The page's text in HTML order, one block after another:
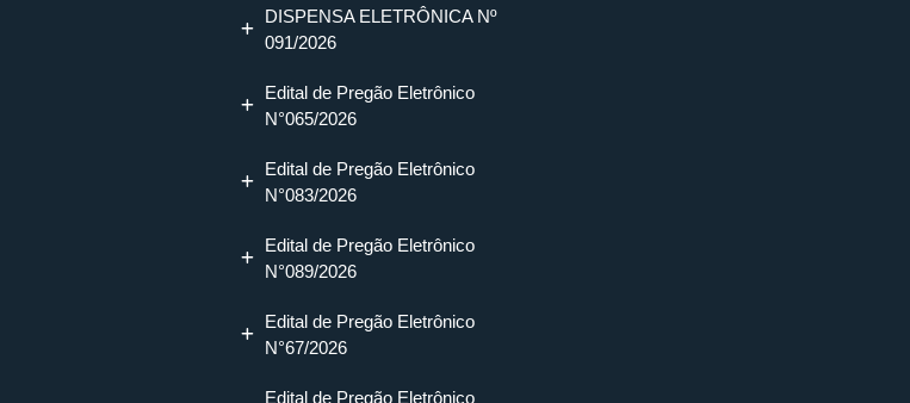
DISPENSA ELETRÔNICA Nº
091/2026
Edital de Pregão Eletrônico
N°065/2026
Edital de Pregão Eletrônico
N°083/2026
Edital de Pregão Eletrônico
N°089/2026
Edital de Pregão Eletrônico
N°67/2026
Edital de Pregão Eletrônico